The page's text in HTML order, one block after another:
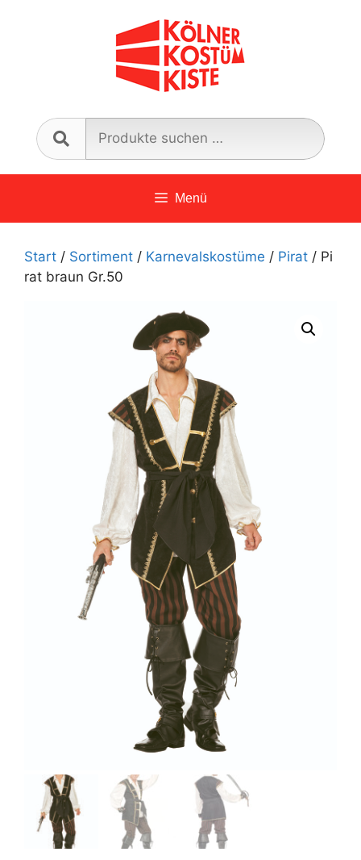
nach:
Menü
Start / Sortiment / Karnevalskostüme / Pirat / Pi
rat braun Gr.50